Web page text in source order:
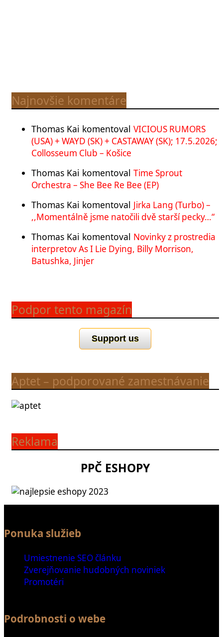
Najnovšie komentáre
Thomas Kai komentoval VICIOUS RUMORS
(USA) + WAYD (SK) + CASTAWAY (SK); 17.5.2026;
Collosseum Club – Košice
Thomas Kai komentoval Time Sprout
Orchestra – She Bee Re Bee (EP)
Thomas Kai komentoval Jirka Lang (Turbo) –
,,Momentálně jsme natočili dvě starší pecky…“
Thomas Kai komentoval Novinky z prostredia
interpretov As I Lie Dying, Billy Morrison,
Batushka, Jinjer
Podpor tento magazín
Support us
Aptet – podporované zamestnávanie
Reklama
PPČ ESHOPY
Ponuka služieb
Umiestnenie SEO článku
Zverejňovanie hudobných noviniek
Promotéri
Podrobnosti o webe